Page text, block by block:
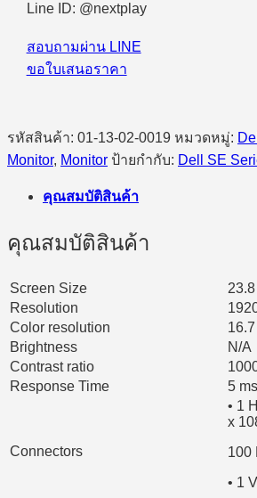
Line ID: @nextplay
สอบถามผ่าน LINE
ขอใบเสนอราคา
รหัสสินค้า: 01-13-02-0019 หมวดหมู่:
Monitor, Monitor ป้ายกำกับ: Dell SE
คุณสมบัติสินค้า
คุณสมบัติสินค้า
Screen Size
Resolution
Color resolution
Brightness
N/A
Contrast ratio
Response Time
5 ms
Connectors
• 1
x
100
• 1